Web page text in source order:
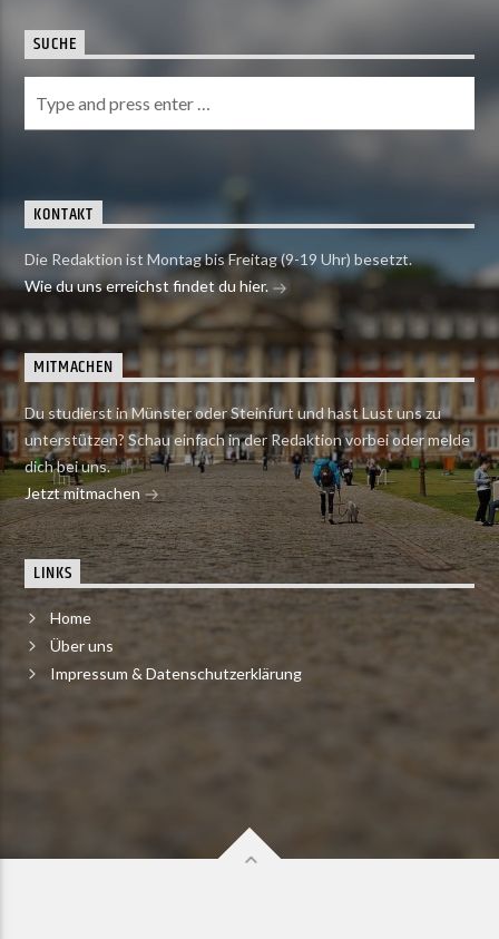
SUCHE
KONTAKT
Die Redaktion ist Montag bis Freitag (9-19 Uhr) besetzt.
Wie du uns erreichst findet du hier.
MITMACHEN
Du studierst in Münster oder Steinfurt und hast Lust uns zu
unterstützen? Schau einfach in der Redaktion vorbei oder melde
dich bei uns.
Jetzt mitmachen
LINKS
Home
Über uns
Impressum & Datenschutzerklärung